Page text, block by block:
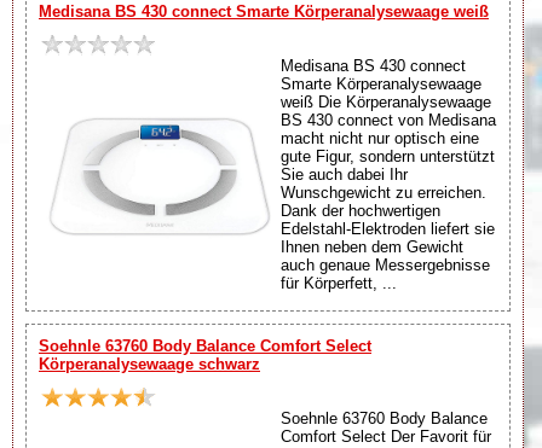
Medisana BS 430 connect Smarte Körperanalysewaage weiß
Medisana BS 430 connect
Smarte Körperanalysewaage
weiß Die Körperanalysewaage
BS 430 connect von Medisana
macht nicht nur optisch eine
gute Figur, sondern unterstützt
Sie auch dabei Ihr
Wunschgewicht zu erreichen.
Dank der hochwertigen
Edelstahl-Elektroden liefert sie
Ihnen neben dem Gewicht
auch genaue Messergebnisse
für Körperfett, ...
Soehnle 63760 Body Balance Comfort Select
Körperanalysewaage schwarz
Soehnle 63760 Body Balance
Comfort Select Der Favorit für